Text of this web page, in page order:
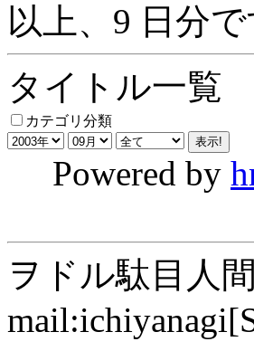
以上、9 日分で
タイトル一覧
カテゴリ分類
Powered by
ヲドル駄目人